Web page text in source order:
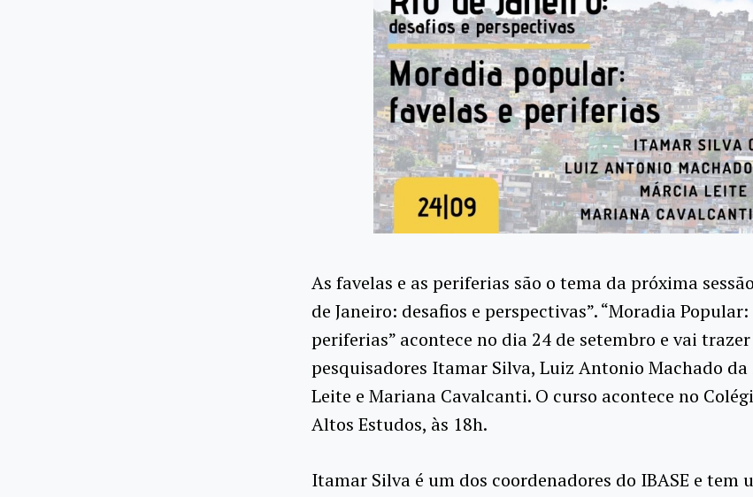
As favelas e as periferias são o tema da próxima
de Janeiro: desafios e perspectivas”. “Moradia
periferias” acontece no dia 24 de setembro e vai trazer
pesquisadores Itamar Silva, Luiz Antonio Machado
Leite e Mariana Cavalcanti. O curso acontece no
Altos Estudos, às 18h.
Itamar Silva é um dos coordenadores do IBASE e tem